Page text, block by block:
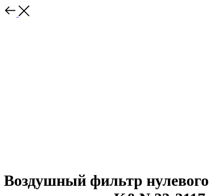
Воздушный фильтр нулевого